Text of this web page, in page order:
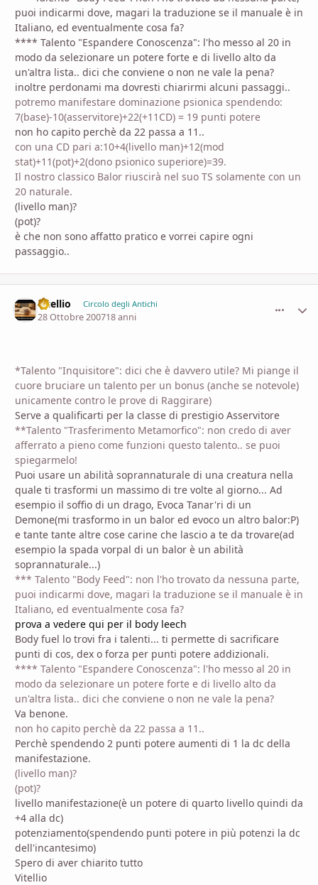
puoi indicarmi dove, magari la traduzione se il manuale è in
Italiano, ed eventualmente cosa fa?
**** Talento "Espandere Conoscenza": l'ho messo al 20 in
modo da selezionare un potere forte e di livello alto da
un'altra lista.. dici che conviene o non ne vale la pena?
inoltre perdonami ma dovresti chiarirmi alcuni passaggi..
potremo manifestare dominazione psionica spendendo:
7(base)-10(asservitore)+22(+11CD) = 19 punti potere
non ho capito perchè da 22 passa a 11..
con una CD pari a:10+4(livello man)+12(mod
stat)+11(pot)+2(dono psionico superiore)=39.
Il nostro classico Balor riuscirà nel suo TS solamente con un
20 naturale.
(livello man)?
(pot)?
è che non sono affatto pratico e vorrei capire ogni
passaggio..
vitellio Circolo degli Antichi
28 Ottobre 200718 anni
*Talento "Inquisitore": dici che è davvero utile? Mi piange il
cuore bruciare un talento per un bonus (anche se notevole)
unicamente contro le prove di Raggirare)
Serve a qualificarti per la classe di prestigio Asservitore
**Talento "Trasferimento Metamorfico": non credo di aver
afferrato a pieno come funzioni questo talento.. se puoi
spiegarmelo!
Puoi usare un abilità soprannaturale di una creatura nella
quale ti trasformi un massimo di tre volte al giorno... Ad
esempio il soffio di un drago, Evoca Tanar'ri di un
Demone(mi trasformo in un balor ed evoco un altro balor:P)
e tante tante altre cose carine che lascio a te da trovare(ad
esempio la spada vorpal di un balor è un abilità
soprannaturale...)
*** Talento "Body Feed": non l'ho trovato da nessuna parte,
puoi indicarmi dove, magari la traduzione se il manuale è in
Italiano, ed eventualmente cosa fa?
prova a vedere qui per il body leech
Body fuel lo trovi fra i talenti... ti permette di sacrificare
punti di cos, dex o forza per punti potere addizionali.
**** Talento "Espandere Conoscenza": l'ho messo al 20 in
modo da selezionare un potere forte e di livello alto da
un'altra lista.. dici che conviene o non ne vale la pena?
Va benone.
non ho capito perchè da 22 passa a 11..
Perchè spendendo 2 punti potere aumenti di 1 la dc della
manifestazione.
(livello man)?
(pot)?
livello manifestazione(è un potere di quarto livello quindi da
+4 alla dc)
potenziamento(spendendo punti potere in più potenzi la dc
dell'incantesimo)
Spero di aver chiarito tutto
Vitellio